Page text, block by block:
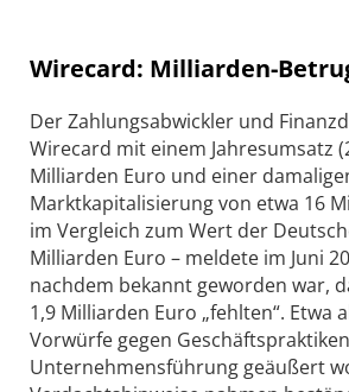
Wirecard: Milliarden-
Der Zahlungsabwickler und
Wirecard mit einem Jahresumsatz
Milliarden Euro und einer
Marktkapitalisierung von etwa 16
im Vergleich zum Wert der
Milliarden Euro – meldete im Juni
nachdem bekannt geworden war,
1,9 Milliarden Euro „fehlten“. Etwa
Vorwürfe gegen
Unternehmensführung geäußert